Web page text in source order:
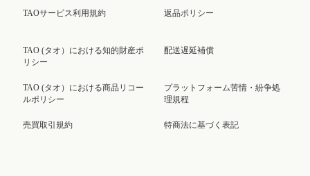
TAOサービス利用規約
TAO (タオ）における知的財産ポ
リシー
TAO (タオ）における商品リコー
ルポリシー
売買取引規約
返品ポリシー
配送遅延補償
プラットフォーム苦情・紛争処
理規程
特商法に基づく表記